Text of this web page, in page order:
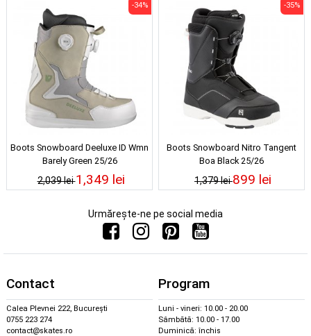
Boots Snowboard Deeluxe ID Wmn
Barely Green 25/26
2,039 lei
-34%
1,349 lei
Boots Snowboard Nitro Tangent
Boa Black 25/26
1,379 lei
-35%
899 lei
Urmărește-ne pe social media
Contact
Calea Plevnei 222, București
0755 223 274
contact@skates.ro
Program
Luni - vineri: 10.00 - 20.00
Sâmbătă: 10.00 - 17.00
Duminică: închis